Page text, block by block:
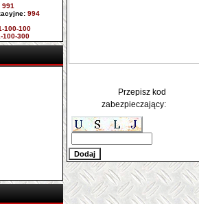
991
994
100-100
100-300
Przepisz kod
zabezpieczający: